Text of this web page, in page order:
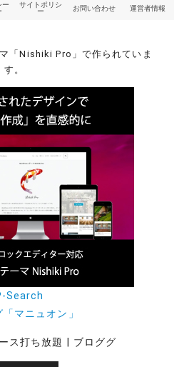
ー
サイトポリシ
ー
お問い合わせ 運営者情報
「Nishiki Pro」で作られていま
す。
Search
マニュオン」
ス打ち放題 | ブロググ